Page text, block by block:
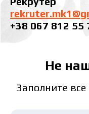
+38 067 812 55
Не
Заполните